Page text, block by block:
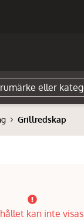
Grillredskap
kan inte visas